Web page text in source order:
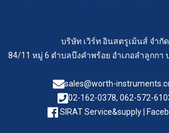
บริษัท เวิร์ท อินสตรูเม้นส์ จำกัด
84/11 หมู่ 6 ตำบลบึงคำพร้อย อำเภอลำลูกกา
sales@worth-
02-162-0378, 062-572-
SIRAT Service&supply |